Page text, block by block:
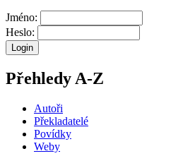
Jméno:
Heslo:
Přehledy A-Z
Autoři
Překladatelé
Povídky
Weby